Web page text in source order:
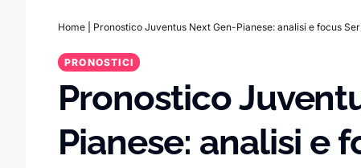
Home Pronostico Juventus Next Gen-Pianese: analisi e focus
PRONOSTICI
Pronostico
Pianese: analisi e